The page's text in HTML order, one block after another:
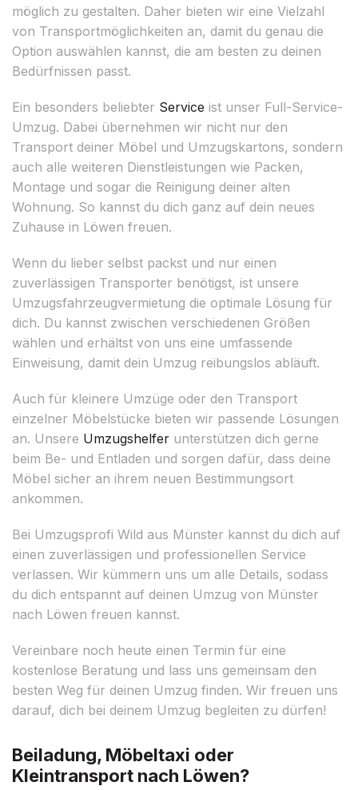
möglich zu gestalten. Daher bieten wir eine Vielzahl
von Transportmöglichkeiten an, damit du genau die
Option auswählen kannst, die am besten zu deinen
Bedürfnissen passt.
Ein besonders beliebter Service ist unser Full-Service-
Umzug. Dabei übernehmen wir nicht nur den
Transport deiner Möbel und Umzugskartons, sondern
auch alle weiteren Dienstleistungen wie Packen,
Montage und sogar die Reinigung deiner alten
Wohnung. So kannst du dich ganz auf dein neues
Zuhause in Löwen freuen.
Wenn du lieber selbst packst und nur einen
zuverlässigen Transporter benötigst, ist unsere
Umzugsfahrzeugvermietung die optimale Lösung für
dich. Du kannst zwischen verschiedenen Größen
wählen und erhältst von uns eine umfassende
Einweisung, damit dein Umzug reibungslos abläuft.
Auch für kleinere Umzüge oder den Transport
einzelner Möbelstücke bieten wir passende Lösungen
an. Unsere Umzugshelfer unterstützen dich gerne
beim Be- und Entladen und sorgen dafür, dass deine
Möbel sicher an ihrem neuen Bestimmungsort
ankommen.
Bei Umzugsprofi Wild aus Münster kannst du dich auf
einen zuverlässigen und professionellen Service
verlassen. Wir kümmern uns um alle Details, sodass
du dich entspannt auf deinen Umzug von Münster
nach Löwen freuen kannst.
Vereinbare noch heute einen Termin für eine
kostenlose Beratung und lass uns gemeinsam den
besten Weg für deinen Umzug finden. Wir freuen uns
darauf, dich bei deinem Umzug begleiten zu dürfen!
Beiladung, Möbeltaxi oder
Kleintransport nach Löwen?